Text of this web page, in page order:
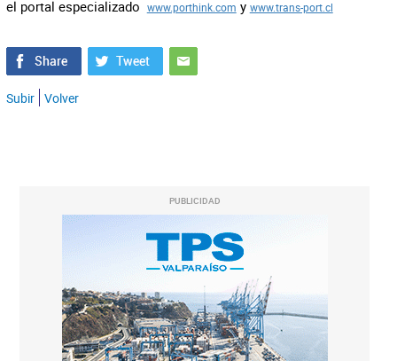
el portal especializado www.porthink.com y www.trans-port.cl
Subir Volver
PUBLICIDAD